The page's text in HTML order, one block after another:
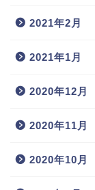
2021年2月
2021年1月
2020年12月
2020年11月
2020年10月